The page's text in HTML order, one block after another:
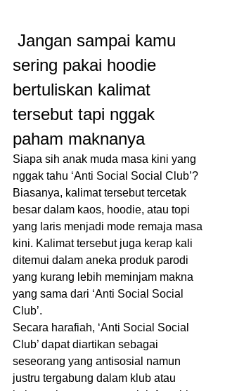
sering pakai hoodie
bertuliskan kalimat
tersebut tapi nggak
paham maknanya
Siapa sih anak muda masa kini yang
nggak tahu ‘Anti Social Social Club’?
Biasanya, kalimat tersebut tercetak
besar dalam kaos, hoodie, atau topi
yang laris menjadi mode remaja masa
kini. Kalimat tersebut juga kerap kali
ditemui dalam aneka produk parodi
yang kurang lebih meminjam makna
yang sama dari ‘Anti Social Social
Club’.
Secara harafiah, ‘Anti Social Social
Club’ dapat diartikan sebagai
seseorang yang antisosial namun
justru tergabung dalam klub atau